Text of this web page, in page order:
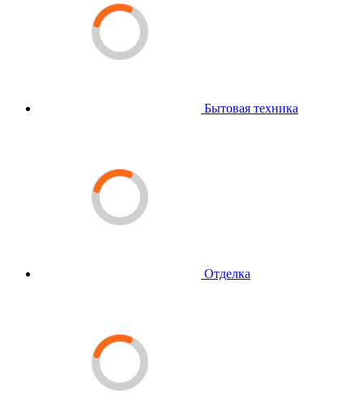
Бытовая техника
Отделка